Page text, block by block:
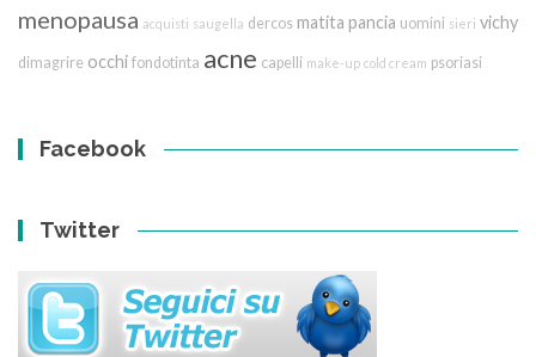
menopausa acquisti saugella dercos matita pancia uomini sieri vichy
dimagrire occhi fondotinta acne capelli make-up cold cream psoriasi
Facebook
Twitter